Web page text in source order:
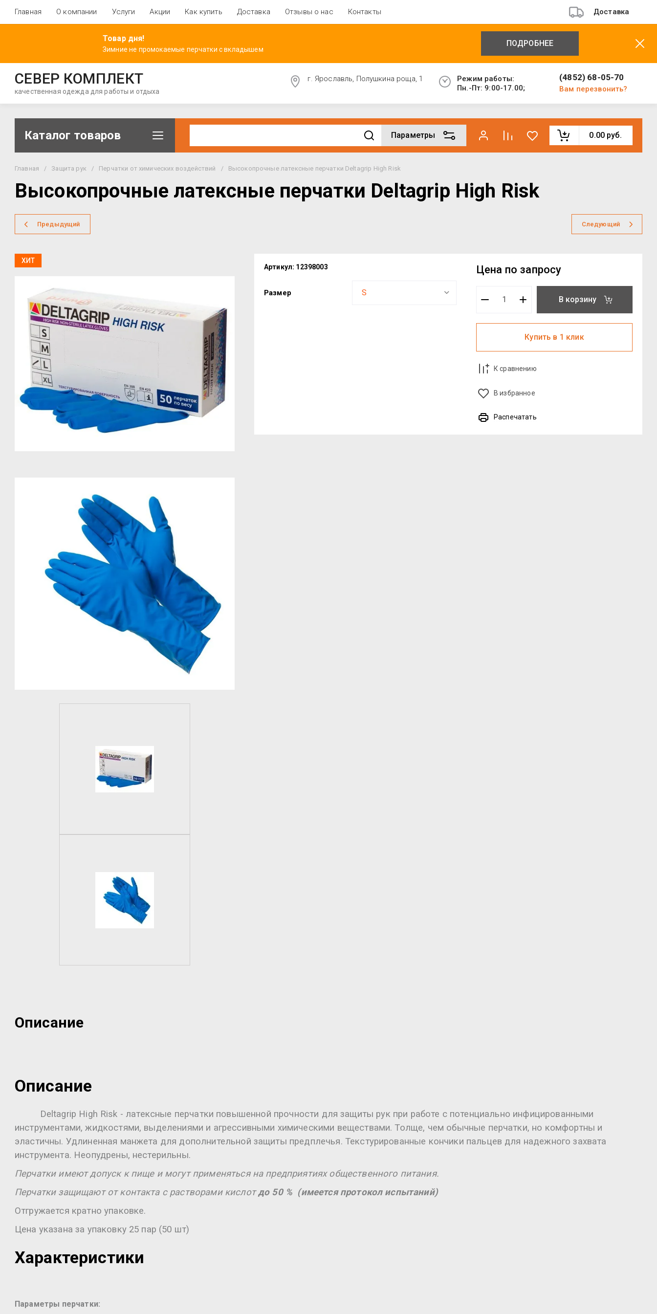
Главная О компании Услуги Акции Как купить Доставка Отзывы о нас Контакты Доставка
Товар дня!
Зимние не промокаемые перчатки с вкладышем
ПОДРОБНЕЕ
СЕВЕР КОМПЛЕКТ
качественная одежда для работы и отдыха
г. Ярославль, Полушкина роща, 1
Режим работы:
Пн.-Пт: 9:00-17.00;
(4852) 68-05-70
Вам перезвонить?
Каталог товаров Параметры 0.00 руб.
Главная / Защита рук / Перчатки от химических воздействий / Высокопрочные латексные перчатки Deltagrip High Risk
Высокопрочные латексные перчатки Deltagrip High Risk
Предыдущий Следующий
ХИТ
Артикул: 12398003
Размер
Цена по запросу
В корзину
Купить в 1 клик
К сравнению
В избранное
Распечатать
Описание
Описание
Deltagrip High Risk - латексные перчатки повышенной прочности для защиты рук при работе с потенциально инфицированными
инструментами, жидкостями, выделениями и агрессивными химическими веществами. Толще, чем обычные перчатки, но комфортны и
эластичны. Удлиненная манжета для дополнительной защиты предплечья. Текстурированные кончики пальцев для надежного захвата
инструмента. Неопудрены, нестерильны.
Перчатки имеют допуск к пище и могут применяться на предприятиях общественного питания.
Перчатки защищают от контакта с растворами кислотдо 50 % (имеется протокол испытаний)
Отгружается кратно упаковке.
Цена указана за упаковку 25 пар (50 шт)
Характеристики
Параметры перчатки: